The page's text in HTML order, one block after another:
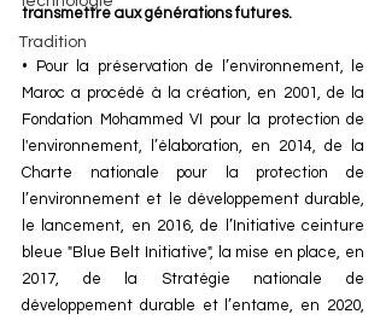
Tradition
transmettre aux générations futures.
• Pour la préservation de l’environnement, le
Maroc a procédé à la création, en 2001, de la
Fondation Mohammed VI pour la protection de
l'environnement, l’élaboration, en 2014, de la
Charte nationale pour la protection de
l’environnement et le développement durable,
le lancement, en 2016, de l’Initiative ceinture
bleue "Blue Belt Initiative", la mise en place, en
2017, de la Stratégie nationale de
développement durable et l’entame, en 2020,